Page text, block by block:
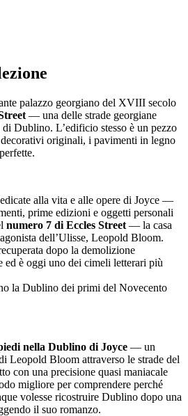
palazzo georgiano del XVIII secolo
— una delle strade georgiane
Dublino. L’edificio stesso è un pezzo
originali, i pavimenti in legno
alla vita e alle opere di Joyce —
prime edizioni e oggetti personali
numero 7 di Eccles Street — la casa
dell’Ulisse, Leopold Bloom.
dopo la demolizione
ed è oggi uno dei cimeli letterari più
la Dublino dei primi del Novecento
nella Dublino di Joyce — un
Leopold Bloom attraverso le strade del
con una precisione quasi maniacale
migliore per comprendere perché
volesse ricostruire Dublino dopo una
il suo romanzo.